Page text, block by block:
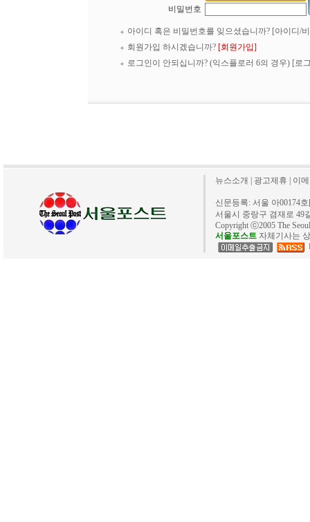
비밀번호
아이디 혹은 비밀번호를 잊으셨습니까? [아이디/
회원가입 하시겠습니까? [회원가입]
로그인이 안되십니까? (익스플로러 6의 경우) [로
뉴스소개 광고제휴 이
신문등록: 서울 아00174
서울시 중랑구 겸재로 49
Copyright ⓒ2005 The
서울포스트 자체기사는